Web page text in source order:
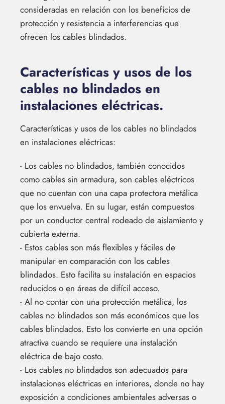
consideradas en relación con los beneficios de
protección y resistencia a interferencias que
ofrecen los cables blindados.
Características y usos de los
cables no blindados en
instalaciones eléctricas.
Características y usos de los cables no blindados
en instalaciones eléctricas:
- Los cables no blindados, también conocidos
como cables sin armadura, son cables eléctricos
que no cuentan con una capa protectora metálica
que los envuelva. En su lugar, están compuestos
por un conductor central rodeado de aislamiento y
cubierta externa.
- Estos cables son más flexibles y fáciles de
manipular en comparación con los cables
blindados. Esto facilita su instalación en espacios
reducidos o en áreas de difícil acceso.
- Al no contar con una protección metálica, los
cables no blindados son más económicos que los
cables blindados. Esto los convierte en una opción
atractiva cuando se requiere una instalación
eléctrica de bajo costo.
- Los cables no blindados son adecuados para
instalaciones eléctricas en interiores, donde no hay
exposición a condiciones ambientales adversas o